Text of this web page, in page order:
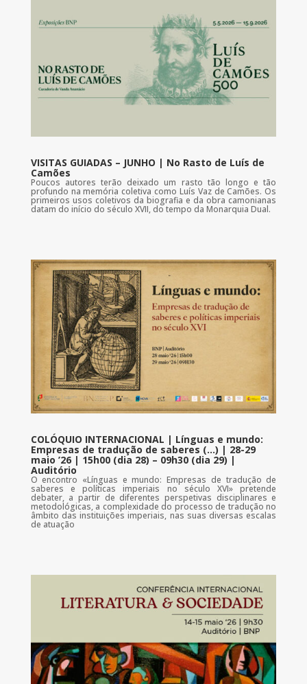
VISITAS GUIADAS – JUNHO | No Rasto de Luís de
Camões
Poucos autores terão deixado um rasto tão longo e tão
profundo na memória coletiva como Luís Vaz de Camões. Os
primeiros usos coletivos da biografia e da obra camonianas
datam do início do século XVII, do tempo da Monarquia Dual.
COLÓQUIO INTERNACIONAL | Línguas e mundo:
Empresas de tradução de saberes (…) | 28-29
maio ’26 | 15h00 (dia 28) – 09h30 (dia 29) |
Auditório
O encontro «Línguas e mundo: Empresas de tradução de
saberes e políticas imperiais no século XVI» pretende
debater, a partir de diferentes perspetivas disciplinares e
metodológicas, a complexidade do processo de tradução no
âmbito das instituições imperiais, nas suas diversas escalas
de atuação